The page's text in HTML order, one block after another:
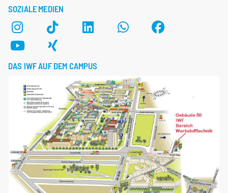
SOZIALE MEDIEN
DAS IWF AUF DEM CAMPUS